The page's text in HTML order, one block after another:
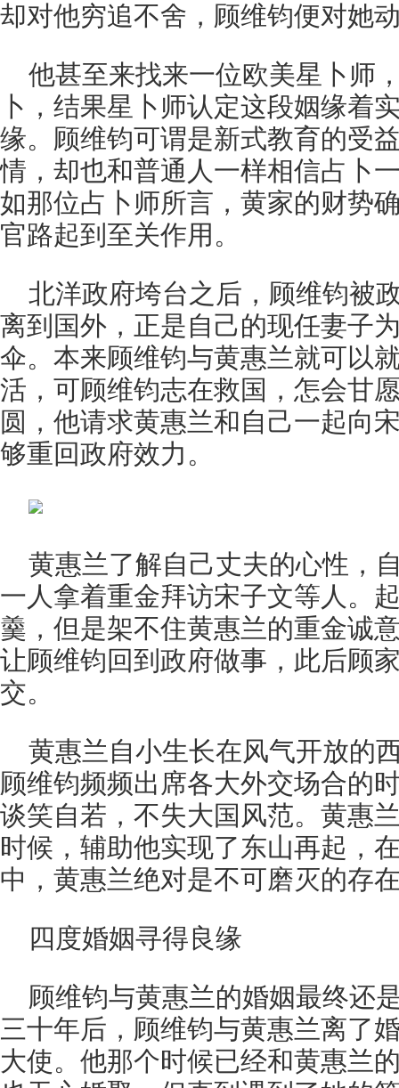
却对他穷追不舍，顾维钧便对她
他甚至来找来一位欧美星卜师
卜，结果星卜师认定这段姻缘着
缘。顾维钧可谓是新式教育的受
情，却也和普通人一样相信占卜
如那位占卜师所言，黄家的财势
官路起到至关作用。
北洋政府垮台之后，顾维钧被
离到国外，正是自己的现任妻子
伞。本来顾维钧与黄惠兰就可以
活，可顾维钧志在救国，怎会甘
圆，他请求黄惠兰和自己一起向
够重回政府效力。
黄惠兰了解自己丈夫的心性，
一人拿着重金拜访宋子文等人。
羹，但是架不住黄惠兰的重金诚
让顾维钧回到政府做事，此后顾
交。
黄惠兰自小生长在风气开放的
顾维钧频频出席各大外交场合的
谈笑自若，不失大国风范。黄惠
时候，辅助他实现了东山再起，
中，黄惠兰绝对是不可磨灭的存
四度婚姻寻得良缘
顾维钧与黄惠兰的婚姻最终还
三十年后，顾维钧与黄惠兰离了
大使。他那个时候已经和黄惠兰